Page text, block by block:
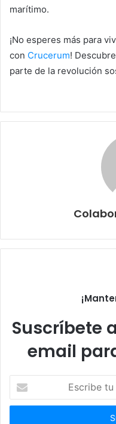
marítimo.
¡No esperes más para
con Crucerum!
parte de la revolución
Suscríbete
email
correo